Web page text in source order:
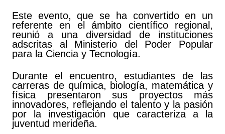
Este evento, que se ha convertido en un
referente en el ámbito científico regional,
reunió a una diversidad de instituciones
adscritas al Ministerio del Poder Popular
para la Ciencia y Tecnología.
Durante el encuentro, estudiantes de las
carreras de química, biología, matemática y
física presentaron sus proyectos más
innovadores, reflejando el talento y la pasión
por la investigación que caracteriza a la
juventud merideña.